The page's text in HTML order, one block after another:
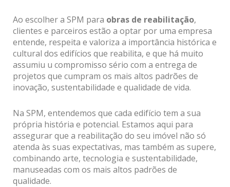
Ao escolher a SPM para obras de reabilitação,
clientes e parceiros estão a optar por uma empresa
entende, respeita e valoriza a importância histórica e
cultural dos edifícios que reabilita, e que há muito
assumiu u compromisso sério com a entrega de
projetos que cumpram os mais altos padrões de
inovação, sustentabilidade e qualidade de vida.
Na SPM, entendemos que cada edifício tem a sua
própria história e potencial. Estamos aqui para
assegurar que a reabilitação do seu imóvel não só
atenda às suas expectativas, mas também as supere,
combinando arte, tecnologia e sustentabilidade,
manuseadas com os mais altos padrões de
qualidade.